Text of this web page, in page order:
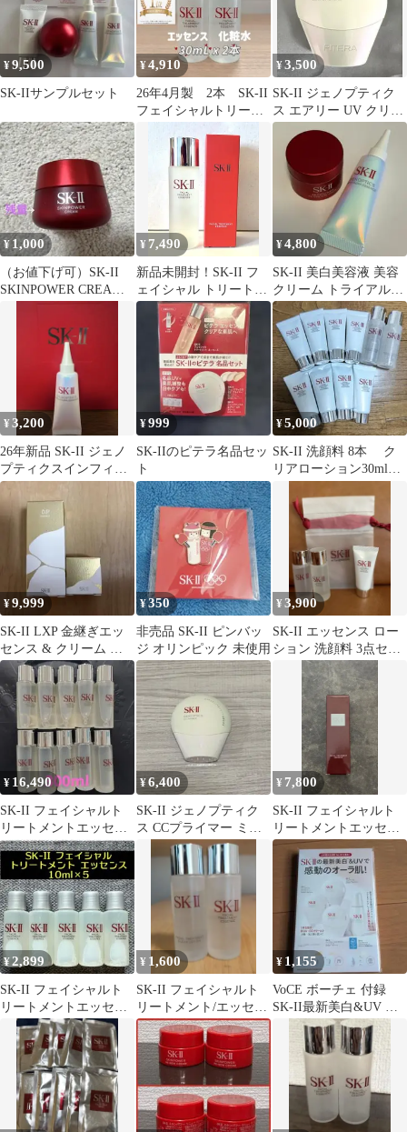
¥9,500
SK-IIサンプルセット
¥4,910
26年4月製 2本 SK-II
フェイシャルトリート
メントエッセンス化粧
¥3,500
SK-II ジェノプティク
ス エアリー UV クリー
ム
¥ 1,000
（お値下げ可）SK-II
SKINPOWER CREAM
¥ 7,490
新品未開封！SK-II フ
ェイシャル トリートメ
ント エッセンス 75ml
¥4,800
SK-II 美白美容液 美容
クリーム トライアルセ
ット
¥3,200
26年新品 SK-II ジェノ
プティクスインフィニ
ットオーラエッセンス
10mL
¥999
SK-IIのピテラ名品セッ
ト
¥5,000
SK-II 洗顔料 8本 ク
リアローション30ml 2
¥9,999
SK-II LXP 金継ぎエッ
センス & クリーム ト
ライアルセット
¥350
非売品 SK-II ピンバッ
ジ オリンピック 未使用
¥3,900
SK-II エッセンス ロー
ション 洗顔料 3点セッ
¥ 16,490
SK-II フェイシャルト
リートメントエッセン
ス 化粧水30ml×10本
¥6,400
SK-II ジェノプティク
ス CCプライマー ミン
トグリーン
¥ 7,800
SK-II フェイシャルト
リートメントエッセン
ス75ml
¥2,899
SK-II フェイシャルト
リートメントエッセン
ス 10mL×5 サンプル
¥ 1,600
SK-II フェイシャルト
リートメント/エッセン
ス/クリアローション/2
本セット
¥ 1,155
VoCE ボーチェ 付録
SK-II最新美白&UV 感
動のオーラ肌！新品未